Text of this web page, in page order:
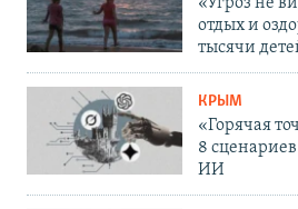
отдых и
тысячи
КРЫМ
«Горячая
8
ИИ